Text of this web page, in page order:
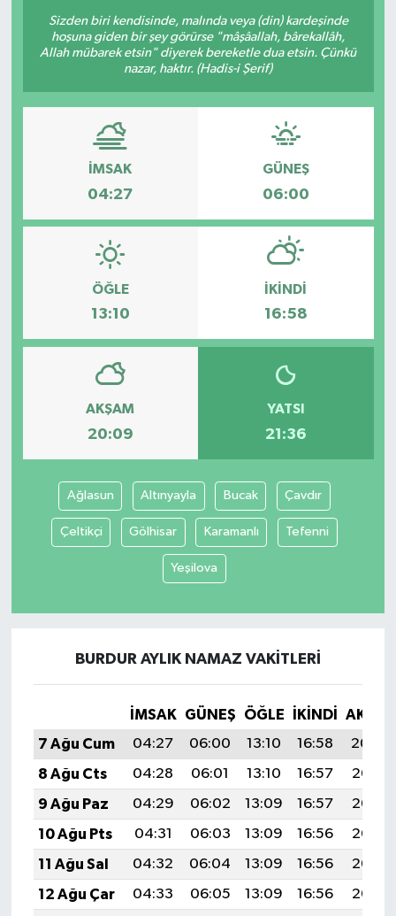
Sizden biri kendisinde, malında veya (din) kardeşinde
hoşuna giden bir şey görürse "mâşâallah, bârekallâh,
Allah mübarek etsin" diyerek bereketle dua etsin. Çünkü
nazar, haktır. (Hadis-i Şerif)
İMSAK
04:27
GÜNEŞ
06:00
ÖĞLE
13:10
İKINDI
16:58
AKŞAM
20:09
YATSI
21:36
Ağlasun Altınyayla Bucak Çavdır
Çeltikçi Gölhisar Karamanlı Tefenni
Yeşilova
BURDUR AYLIK NAMAZ VAKITLERI
İMSAK GÜNEŞ ÖĞLE İKINDI
7 Ağu Cum
04:27 06:00 13:10 16:58
20:09
8 Ağu Cts
04:28 06:01 13:10 16:57
20:08
9 Ağu Paz
04:29 06:02 13:09 16:57
20:07
10 Ağu Pts
04:31 06:03 13:09 16:56
20:06
11 Ağu Sal
04:32 06:04 13:09 16:56
20:05
12 Ağu Çar
04:33 06:05 13:09 16:56
20:03